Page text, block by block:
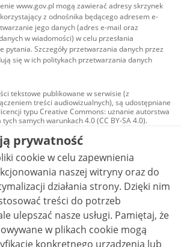
www.gov.pl mogą zawierać adresy skrzynek
z odnośnika będącego adresem e-
jego danych (adres e-mail oraz
w wiadomości) w celu przesłania
pytania. Szczegóły przetwarzania danych przez
się w ich politykach przetwarzania danych
tekstowe publikowane w serwisie (z
treści audiowizualnych), są udostępniane
typu Creative Commons: uznanie autorstwa
tych samych warunkach 4.0 (CC BY-SA 4.0).
audiowizualne, w tym zdjęcia, materiały
i wideo, są udostępniane na licencji typu
Commons: uznanie autorstwa użycie
- bez utworów zależnych 4.0 (CC BY-
4.0), o ile nie jest to stwierdzone inaczej.
prywatność
cookie w celu zapewnienia
naszej witryny oraz do
działania strony. Dzięki nim
treści do potrzeb
nasze usługi. Pamiętaj, że
w plikach cookie mogą
konkretnego urządzenia lub